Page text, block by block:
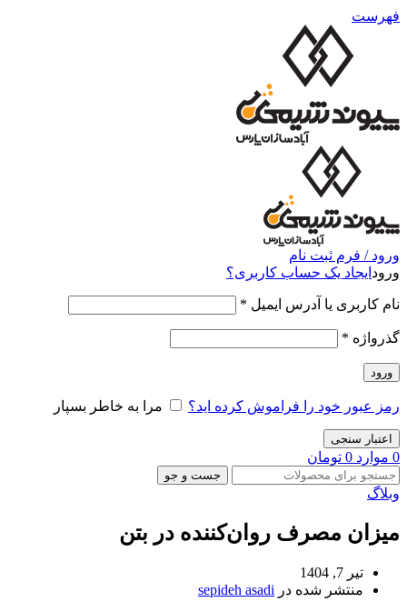
فهرست
ورود / فرم ثبت نام
ورود ایجاد یک حساب کاربری؟
نام کاربری یا آدرس ایمیل *
گذرواژه *
ورود
رمز عبور خود را فراموش کرده اید؟ مرا به خاطر بسپار
اعتبار سنجی
0 موارد 0 تومان
جست و جو
وبلاگ
میزان مصرف روان‌کننده در بتن
تیر 7, 1404
منتشر شده در sepideh asadi